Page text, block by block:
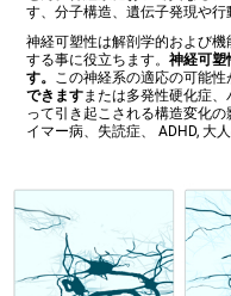
す、分子構造、遺伝子発現や行
神経可塑性は解剖学的および
する事に役立ちます。神経可塑
す。 この神経系の適応の可能性
できますまたは多発性硬化症
って引き起こされる構造変化
イマー病、失読症、 ADHD, 大